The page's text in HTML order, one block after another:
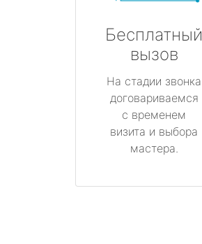
Бесплатный
вызов
На стадии звонка
договариваемся
с временем
визита и выбора
мастера.